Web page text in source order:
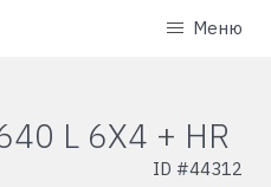
Меню
L 6X4 + HR
ID #44312